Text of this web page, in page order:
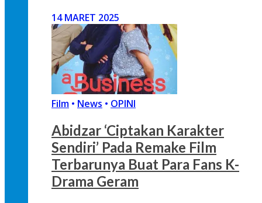
14 MARET 2025
Film • News • OPINI
Abidzar ‘Ciptakan Karakter
Sendiri’ Pada Remake Film
Terbarunya Buat Para Fans K-
Drama Geram